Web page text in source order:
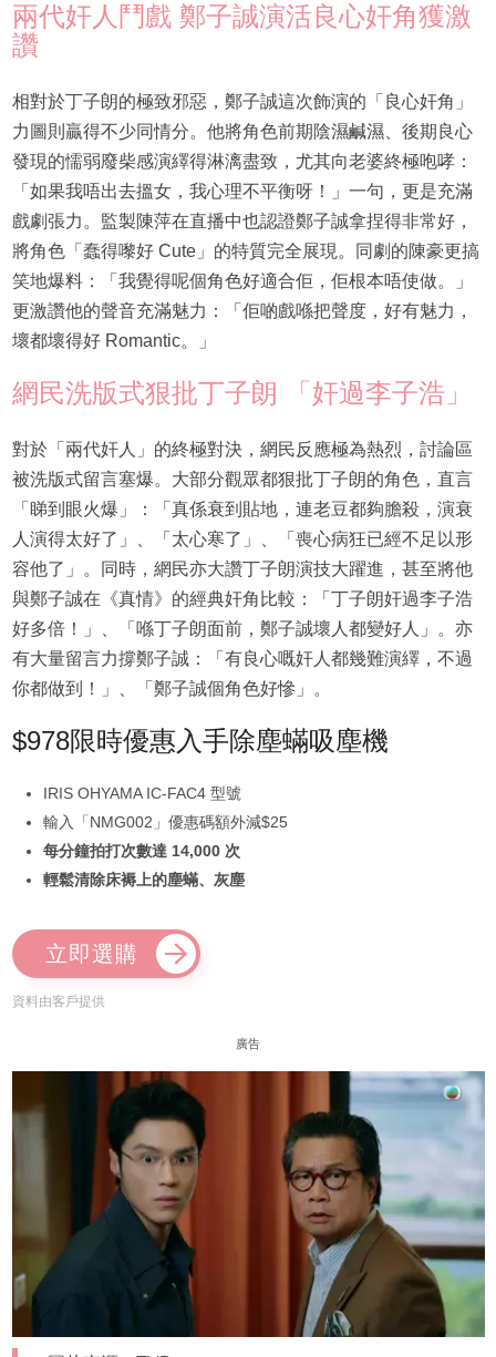
兩代奸人鬥戲 鄭子誠演活良心奸角獲激
讚
相對於丁子朗的極致邪惡，鄭子誠這次飾演的「良心奸角」
力圖則贏得不少同情分。他將角色前期陰濕鹹濕、後期良心
發現的懦弱廢柴感演繹得淋漓盡致，尤其向老婆終極咆哮：
「如果我唔出去搵女，我心理不平衡呀！」一句，更是充滿
戲劇張力。監製陳萍在直播中也認證鄭子誠拿捏得非常好，
將角色「蠢得嚟好 Cute」的特質完全展現。同劇的陳豪更搞
笑地爆料：「我覺得呢個角色好適合佢，佢根本唔使做。」
更激讚他的聲音充滿魅力：「佢啲戲喺把聲度，好有魅力，
壞都壞得好 Romantic。」
網民洗版式狠批丁子朗 「奸過李子浩」
對於「兩代奸人」的終極對決，網民反應極為熱烈，討論區
被洗版式留言塞爆。大部分觀眾都狠批丁子朗的角色，直言
「睇到眼火爆」：「真係衰到貼地，連老豆都夠膽殺，演衰
人演得太好了」、「太心寒了」、「喪心病狂已經不足以形
容他了」。同時，網民亦大讚丁子朗演技大躍進，甚至將他
與鄭子誠在《真情》的經典奸角比較：「丁子朗奸過李子浩
好多倍！」、「喺丁子朗面前，鄭子誠壞人都變好人」。亦
有大量留言力撐鄭子誠：「有良心嘅奸人都幾難演繹，不過
你都做到！」、「鄭子誠個角色好慘」。
$978限時優惠入手除塵蟎吸塵機
IRIS OHYAMA IC-FAC4 型號
輸入「NMG002」優惠碼額外減$25
每分鐘拍打次數達 14,000 次
輕鬆清除床褥上的塵蟎、灰塵
立即選購
資料由客戶提供
廣告